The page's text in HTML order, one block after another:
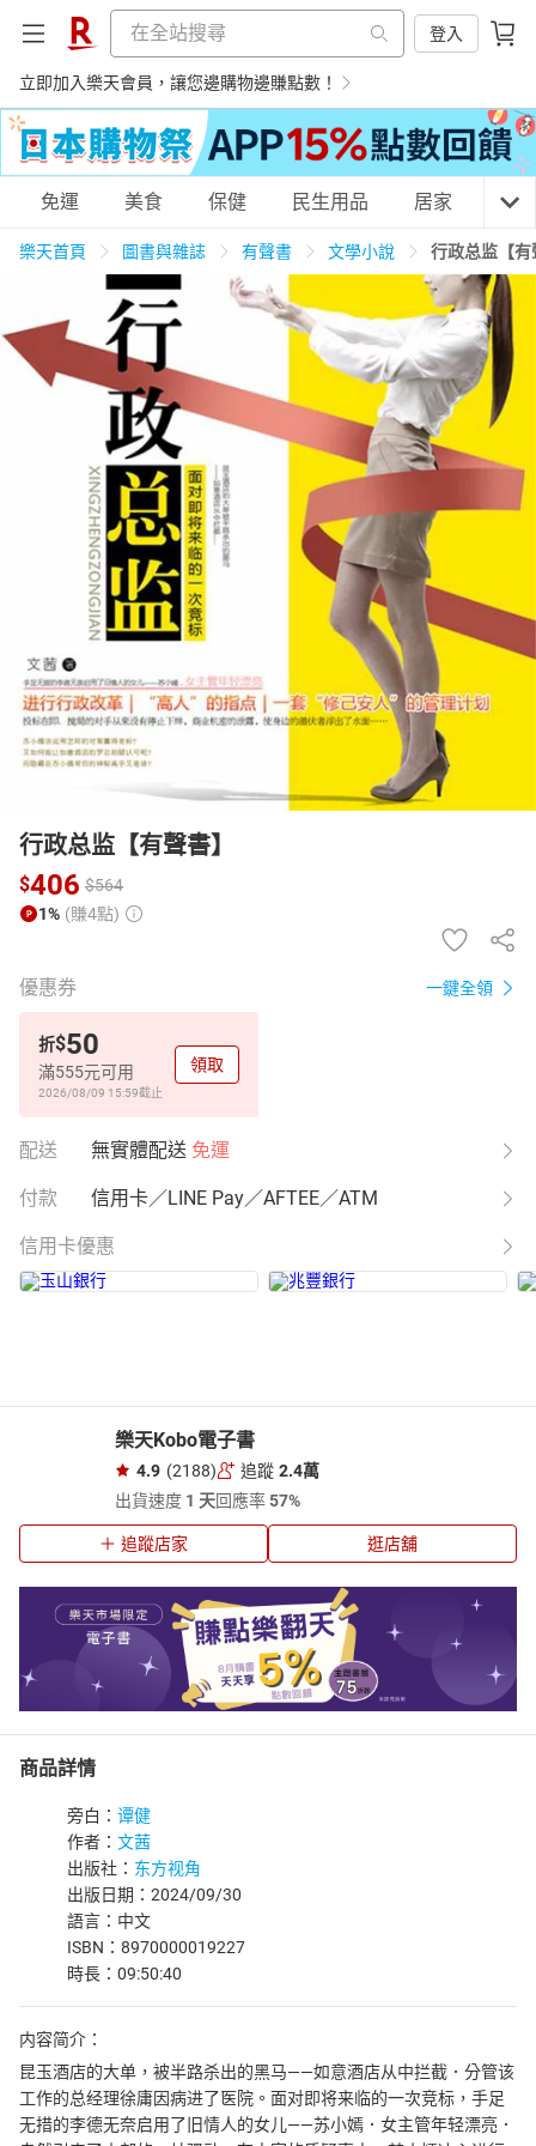
登入
立即加入樂天會員，讓您邊購物邊賺點數！
購物網分類
天天免運 美食蛋糕 養生保健 民生用品
3C家電 運動休閒 親子玩具
女裝 男裝 化妝保養 情趣用品
日本購物 電子/紙本書
HOT
免運 美食 保健 民生用品 居家 3C
樂天首頁 圖書與雜誌 有聲書 文學小說 行政总监【有
行政总监【有聲書】
$406 $564
1% (賺4點)
優惠券 一鍵全領
折$50
滿555元可用
2026/08/09 15:59截止
領取
配送 無實體配送 免運
付款 信用卡／LINE Pay／AFTEE／ATM
信用卡優惠
樂天Kobo電子書
4.9 (2188) 追蹤 2.4萬
出貨速度 1 天回應率57%
追蹤店家 逛店舖
商品詳情
旁白： 谭健
作者： 文茜
出版社： 东方视角
出版日期：2024/09/30
語言：中文
ISBN：8970000019227
時長：09:50:40
内容简介：
昆玉酒店的大单，被半路杀出的黑马——如意酒店从中拦截．分管该
工作的总经理徐庸因病进了医院。面对即将来临的一次竞标，手足
无措的李德无奈启用了旧情人的女儿——苏小嫣．女主管年轻漂亮．